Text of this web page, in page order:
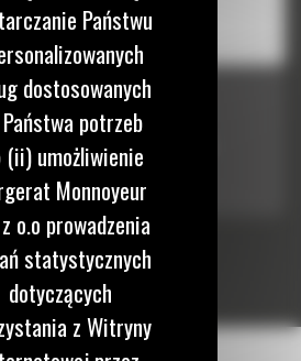
załadunku w trudnych warunkach, np.
skał.
Państwu
dostosowanych
potrzeb
(ii) umożliwienie
Monnoyeur
o.o prowadzenia
statystycznych
dotyczących
z Witryny